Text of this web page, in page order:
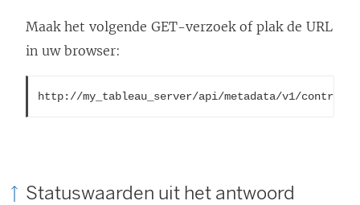
Maak het volgende GET-verzoek of plak de URL
in uw browser:
http://my_tableau_server/api/metadata/v1/control/
Statuswaarden uit het antwoord